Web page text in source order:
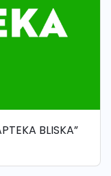
BLISKA”